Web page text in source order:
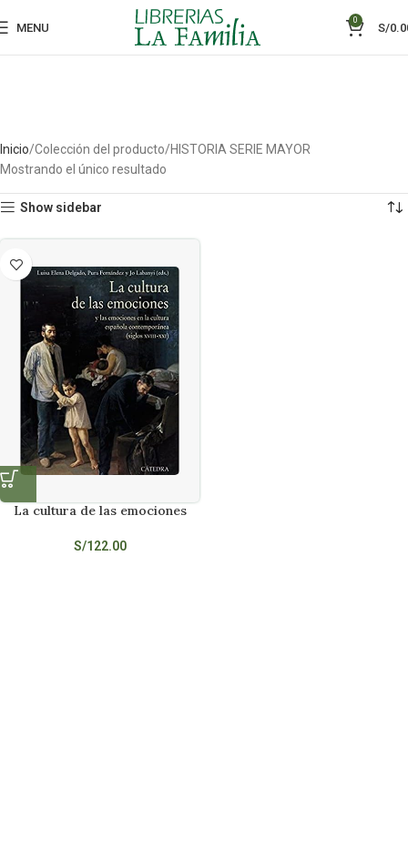
MENU
0
S/
Inicio Colección del producto HISTORIA SERIE MAYOR
Mostrando el único resultado
Show sidebar
La cultura de las emociones
S/122.00